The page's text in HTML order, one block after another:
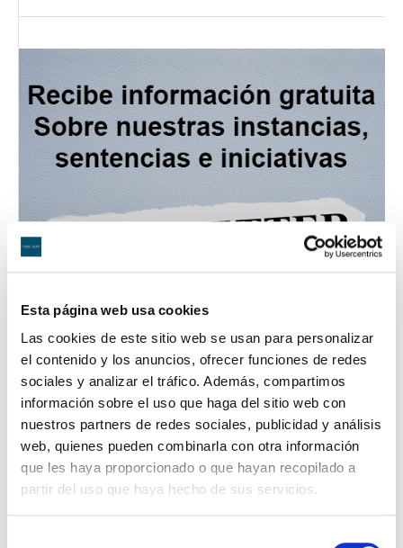
Esta página web usa cookies
Las cookies de este sitio web se usan para personalizar
el contenido y los anuncios, ofrecer funciones de redes
sociales y analizar el tráfico. Además, compartimos
información sobre el uso que haga del sitio web con
nuestros partners de redes sociales, publicidad y análisis
web, quienes pueden combinarla con otra información
que les haya proporcionado o que hayan recopilado a
partir del uso que haya hecho de sus servicios.
Novedades Jurídicas